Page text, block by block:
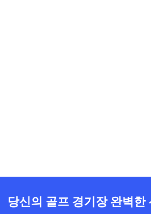
당신의 골프 경기장 완벽한